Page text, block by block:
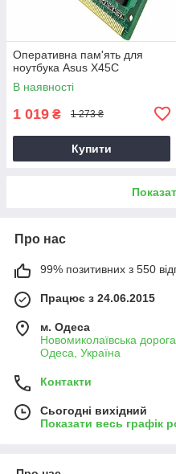
Оперативна пам'ять для
ноутбука Asus X45C
В наявності
1 019 ₴ 1 273 ₴
Купити
Про нас
99% позитивних з 550
Працює з 24.06.2015
м. Одеса
Новомиколаївська
Одеса, Україна
Контакти
Сьогодні вихідний
Показати весь графік